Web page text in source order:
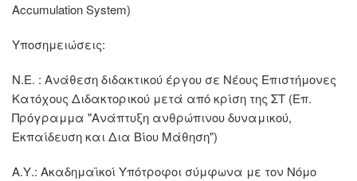
Accumulation System)
Υποσημειώσεις:
Ν.Ε. : Ανάθεση διδακτικού έργου σε Νέους Επιστήμονες
Κατόχους Διδακτορικού μετά από κρίση της ΣΤ (Επ.
Πρόγραμμα "Ανάπτυξη ανθρώπινου δυναμικού,
Εκπαίδευση και Δια Βίου Μάθηση")
A.Υ.: Ακαδημαϊκοί Υπότροφοι σύμφωνα με τον Νόμο